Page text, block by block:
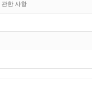
관한 사항